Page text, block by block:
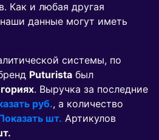
Как и любая другая
данные могут иметь
системы, по
Puturista был
. Выручка за последние
руб., а количество
шт. Артикулов